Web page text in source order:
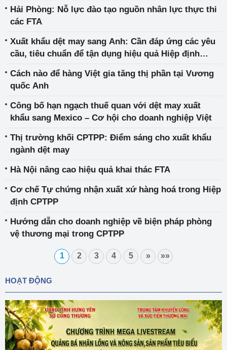
Hải Phòng: Nỗ lực đào tạo nguồn nhân lực thực thi
các FTA
Xuất khẩu dệt may sang Anh: Cần đáp ứng các yêu
cầu, tiêu chuẩn để tận dụng hiệu quả Hiệp định
Cách nào để hàng Việt gia tăng thị phần tại Vương
quốc Anh
Công bố hạn ngạch thuế quan với dệt may xuất
khẩu sang Mexico – Cơ hội cho doanh nghiệp Việt
Thị trường khối CPTPP: Điểm sáng cho xuất khẩu
ngành dệt may
Hà Nội nâng cao hiệu quả khai thác FTA
Cơ chế Tự chứng nhận xuất xứ hàng hoá trong Hiệp
định CPTPP
Hướng dẫn cho doanh nghiệp về biện pháp phòng
vệ thương mại trong CPTPP
1 2 3 4 5 » »»
HOẠT ĐỘNG